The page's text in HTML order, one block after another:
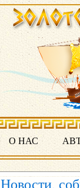
О НАС
Новости,